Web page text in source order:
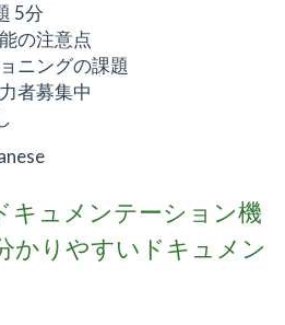
5分
の注意点
ニングの課題
者募集中
キュメンテーション機
かりやすいドキュメン